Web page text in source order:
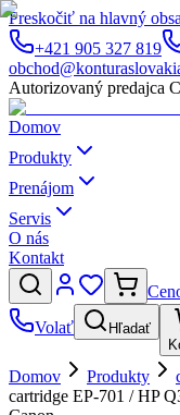
Preskočiť na hlavný
+421 905 327 819
Autorizovaný predajca
Domov
Produkty
Prenájom
Servis
O nás
Kontakt
Volať
Hľadať
Domov Produkty
cartridge EP-701 / HP